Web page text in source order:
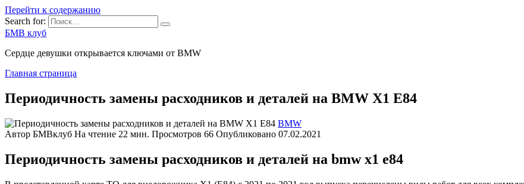
Перейти к содержанию
Search for:
БМВ клуб
Сердце девушки открывается ключами от BMW
Главная страница
Периодичность замены расходников и деталей на BMW X1 E84
BMW
Автор БМВклуб На чтение 22 мин. Просмотров 66 Опубликовано 07.02.2021
Периодичность замены расходников и деталей на bmw x1 e84